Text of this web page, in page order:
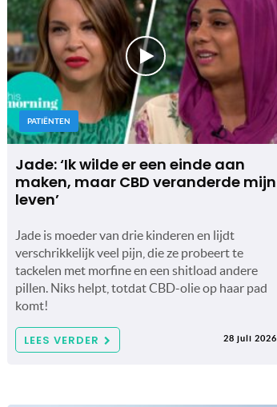
PATIËNTEN
Jade: ‘Ik wilde er een einde aan
maken, maar CBD veranderde mijn
leven’
Jade is moeder van drie kinderen en lijdt
verschrikkelijk veel pijn, die ze probeert te
tackelen met morfine en een shitload andere
pillen. Niks helpt, totdat CBD-olie op haar pad
komt!
LEES VERDER 28 juli 2026